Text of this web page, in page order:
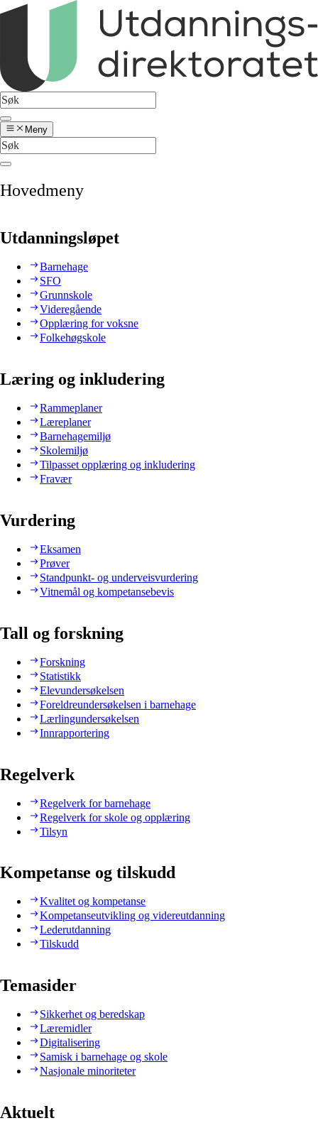
Meny
Hovedmeny
Utdanningsløpet
Barnehage
SFO
Grunnskole
Videregående
Opplæring for voksne
Folkehøgskole
Læring og inkludering
Rammeplaner
Læreplaner
Barnehagemiljø
Skolemiljø
Tilpasset opplæring og inkludering
Fravær
Vurdering
Eksamen
Prøver
Standpunkt- og underveisvurdering
Vitnemål og kompetansebevis
Tall og forskning
Forskning
Statistikk
Elevundersøkelsen
Foreldreundersøkelsen i barnehage
Lærlingundersøkelsen
Innrapportering
Regelverk
Regelverk for barnehage
Regelverk for skole og opplæring
Tilsyn
Kompetanse og tilskudd
Kvalitet og kompetanse
Kompetanseutvikling og videreutdanning
Lederutdanning
Tilskudd
Temasider
Sikkerhet og beredskap
Læremidler
Digitalisering
Samisk i barnehage og skole
Nasjonale minoriteter
Aktuelt